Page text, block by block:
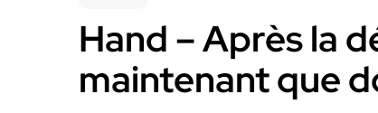
Hand – Après la
maintenant que